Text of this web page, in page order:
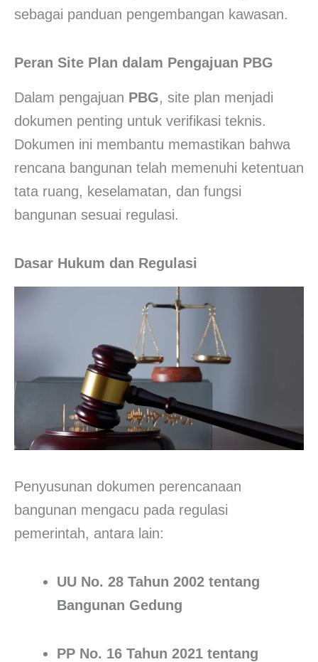
sebagai panduan pengembangan kawasan.
Peran Site Plan dalam Pengajuan PBG
Dalam pengajuan PBG, site plan menjadi
dokumen penting untuk verifikasi teknis.
Dokumen ini membantu memastikan bahwa
rencana bangunan telah memenuhi ketentuan
tata ruang, keselamatan, dan fungsi
bangunan sesuai regulasi.
Dasar Hukum dan Regulasi
Penyusunan dokumen perencanaan
bangunan mengacu pada regulasi
pemerintah, antara lain:
UU No. 28 Tahun 2002 tentang
Bangunan Gedung
PP No. 16 Tahun 2021 tentang